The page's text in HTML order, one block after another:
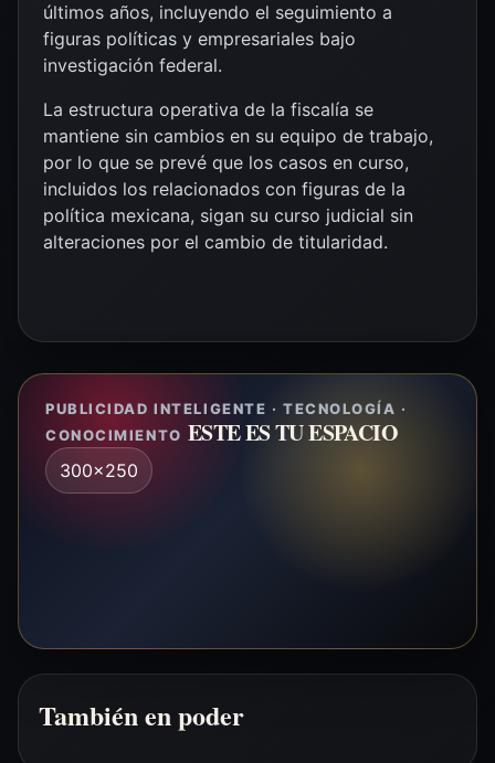
últimos años, incluyendo el seguimiento a
figuras políticas y empresariales bajo
investigación federal.
La estructura operativa de la fiscalía se
mantiene sin cambios en su equipo de trabajo,
por lo que se prevé que los casos en curso,
incluidos los relacionados con figuras de la
política mexicana, sigan su curso judicial sin
alteraciones por el cambio de titularidad.
PUBLICIDAD INTELIGENTE · TECNOLOGÍA ·
CONOCIMIENTO ESTE ES TU ESPACIO
300x250
También en poder